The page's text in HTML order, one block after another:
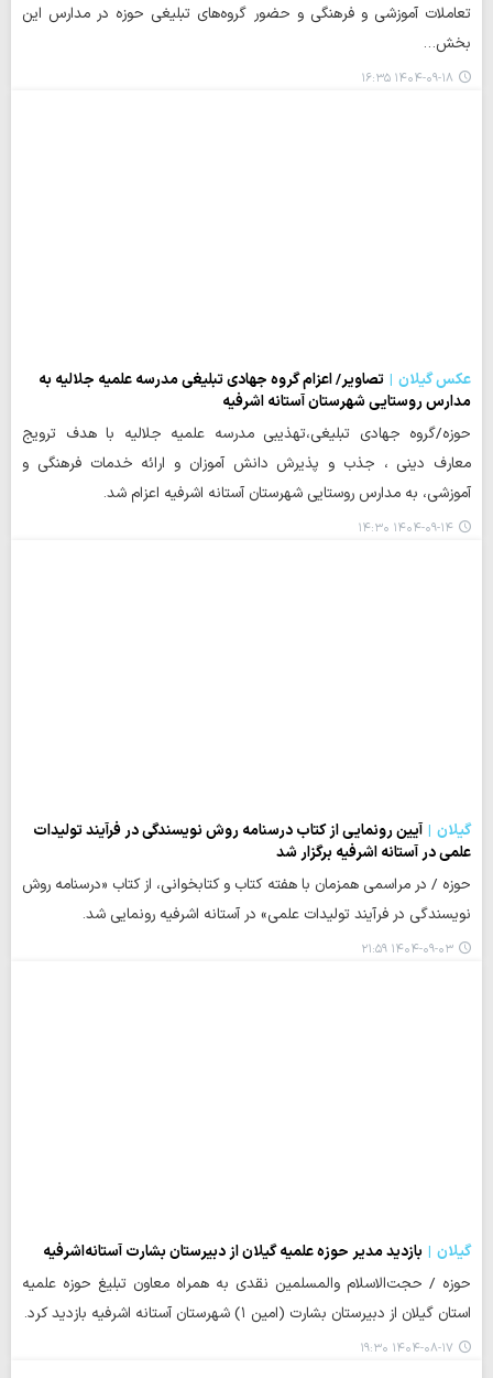
تعاملات آموزشی و فرهنگی و حضور گروه‌های تبلیغی حوزه در مدارس این
بخش…
۱۴۰۴-۰۹-۱۸ ۱۶:۳۵
عکس گیلان
تصاویر/ اعزام گروه جهادی تبلیغی مدرسه علمیه جلالیه به
مدارس روستایی شهرستان آستانه اشرفیه
حوزه/گروه جهادی تبلیغی،تهذیبی مدرسه علمیه جلالیه با هدف ترویج
معارف دینی ، جذب و پذیرش دانش آموزان و ارائه خدمات فرهنگی و
آموزشی، به مدارس روستایی شهرستان آستانه اشرفیه اعزام شد.
۱۴۰۴-۰۹-۱۴ ۱۴:۳۰
گیلان
آیین رونمایی از کتاب درسنامه روش نویسندگی در فرآیند تولیدات
علمی در آستانه اشرفیه برگزار شد
حوزه / در مراسمی همزمان با هفته کتاب و کتابخوانی، از کتاب «درسنامه روش
نویسندگی در فرآیند تولیدات علمی» در آستانه اشرفیه رونمایی شد.
۱۴۰۴-۰۹-۰۳ ۲۱:۵۹
گیلان
بازدید مدیر حوزه علمیه گیلان از دبیرستان بشارت آستانه‌اشرفیه
حوزه / حجت‌الاسلام والمسلمین نقدی به همراه معاون تبلیغ حوزه علمیه
استان گیلان از دبیرستان بشارت (امین ۱) شهرستان آستانه اشرفیه بازدید کرد.
۱۴۰۴-۰۸-۱۷ ۱۹:۳۰